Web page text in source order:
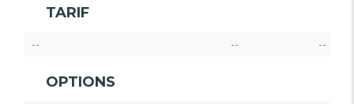
TARIF
-- -- --
OPTIONS